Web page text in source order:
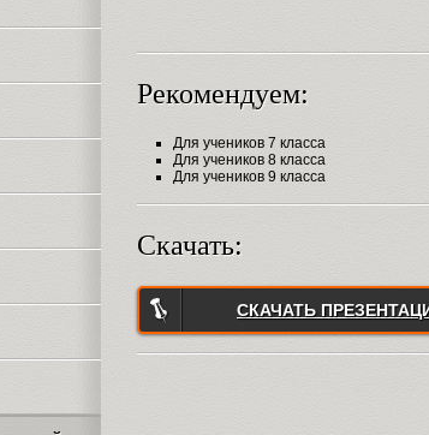
Рекомендуем:
Для учеников 7 класса
Для учеников 8 класса
Для учеников 9 класса
Скачать:
СКАЧАТЬ